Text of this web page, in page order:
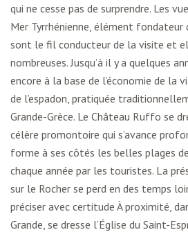
qui ne cesse pas de surprendre. Les
Mer Tyrrhénienne, élément fondateur
sont le fil conducteur de la visite et
nombreuses. Jusqu’à il y a quelques
encore à la base de l’économie de la
de l’espadon, pratiquée
Grande-Grèce. Le Château Ruffo se
célère promontoire qui s’avance
forme à ses côtés les belles plages
chaque année par les touristes. La
sur le Rocher se perd en des temps
préciser avec certitude À proximité,
Grande, se dresse l’Église du Saint-